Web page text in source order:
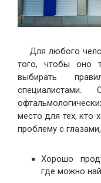
Для любого
того, чтобы оно
выбирать
место для тех, кто
проблему с
Хорошо
где можно